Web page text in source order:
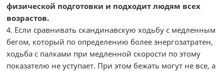
физической подготовки и подходит людям всех
возрастов.
4. Если сравнивать скандинавскую ходьбу с медленным
бегом, который по определению более энергозатратен,
ходьба с палками при медленной скорости по этому
показателю не уступает. При этом бежать могут не все, а